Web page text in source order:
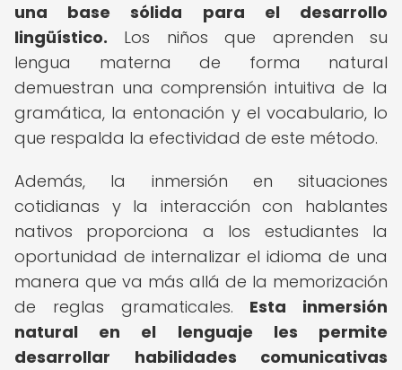
una base sólida para el desarrollo
lingüístico. Los niños que aprenden su
lengua materna de forma natural
demuestran una comprensión intuitiva de la
gramática, la entonación y el vocabulario, lo
que respalda la efectividad de este método.
Además, la inmersión en situaciones
cotidianas y la interacción con hablantes
nativos proporciona a los estudiantes la
oportunidad de internalizar el idioma de una
manera que va más allá de la memorización
de reglas gramaticales. Esta inmersión
natural en el lenguaje les permite
desarrollar habilidades comunicativas